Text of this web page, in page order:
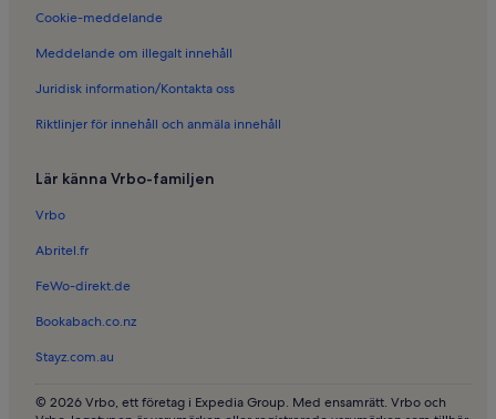
Cookie-meddelande
Meddelande om illegalt innehåll
Juridisk information/Kontakta oss
Riktlinjer för innehåll och anmäla innehåll
Lär känna Vrbo-familjen
Vrbo
Abritel.fr
FeWo-direkt.de
Bookabach.co.nz
Stayz.com.au
© 2026 Vrbo, ett företag i Expedia Group. Med ensamrätt. Vrbo och